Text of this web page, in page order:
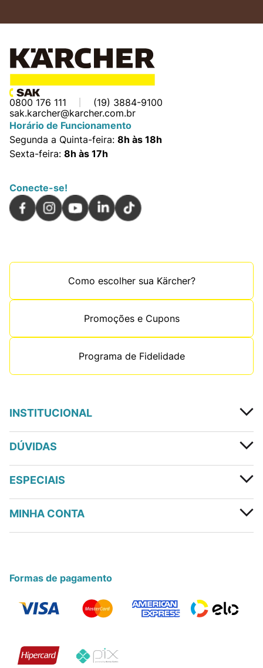
0800 176 111
(19) 3884-9100
sak.karcher@karcher.com.br
Horário de Funcionamento
Segunda a Quinta-feira: 8h às 18h
Sexta-feira: 8h às 17h
Conecte-se!
Como escolher sua Kärcher?
Promoções e Cupons
Programa de Fidelidade
INSTITUCIONAL
DÚVIDAS
ESPECIAIS
MINHA CONTA
Formas de pagamento